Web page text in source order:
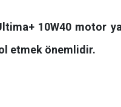
10W40 motor
etmek önemlidir.